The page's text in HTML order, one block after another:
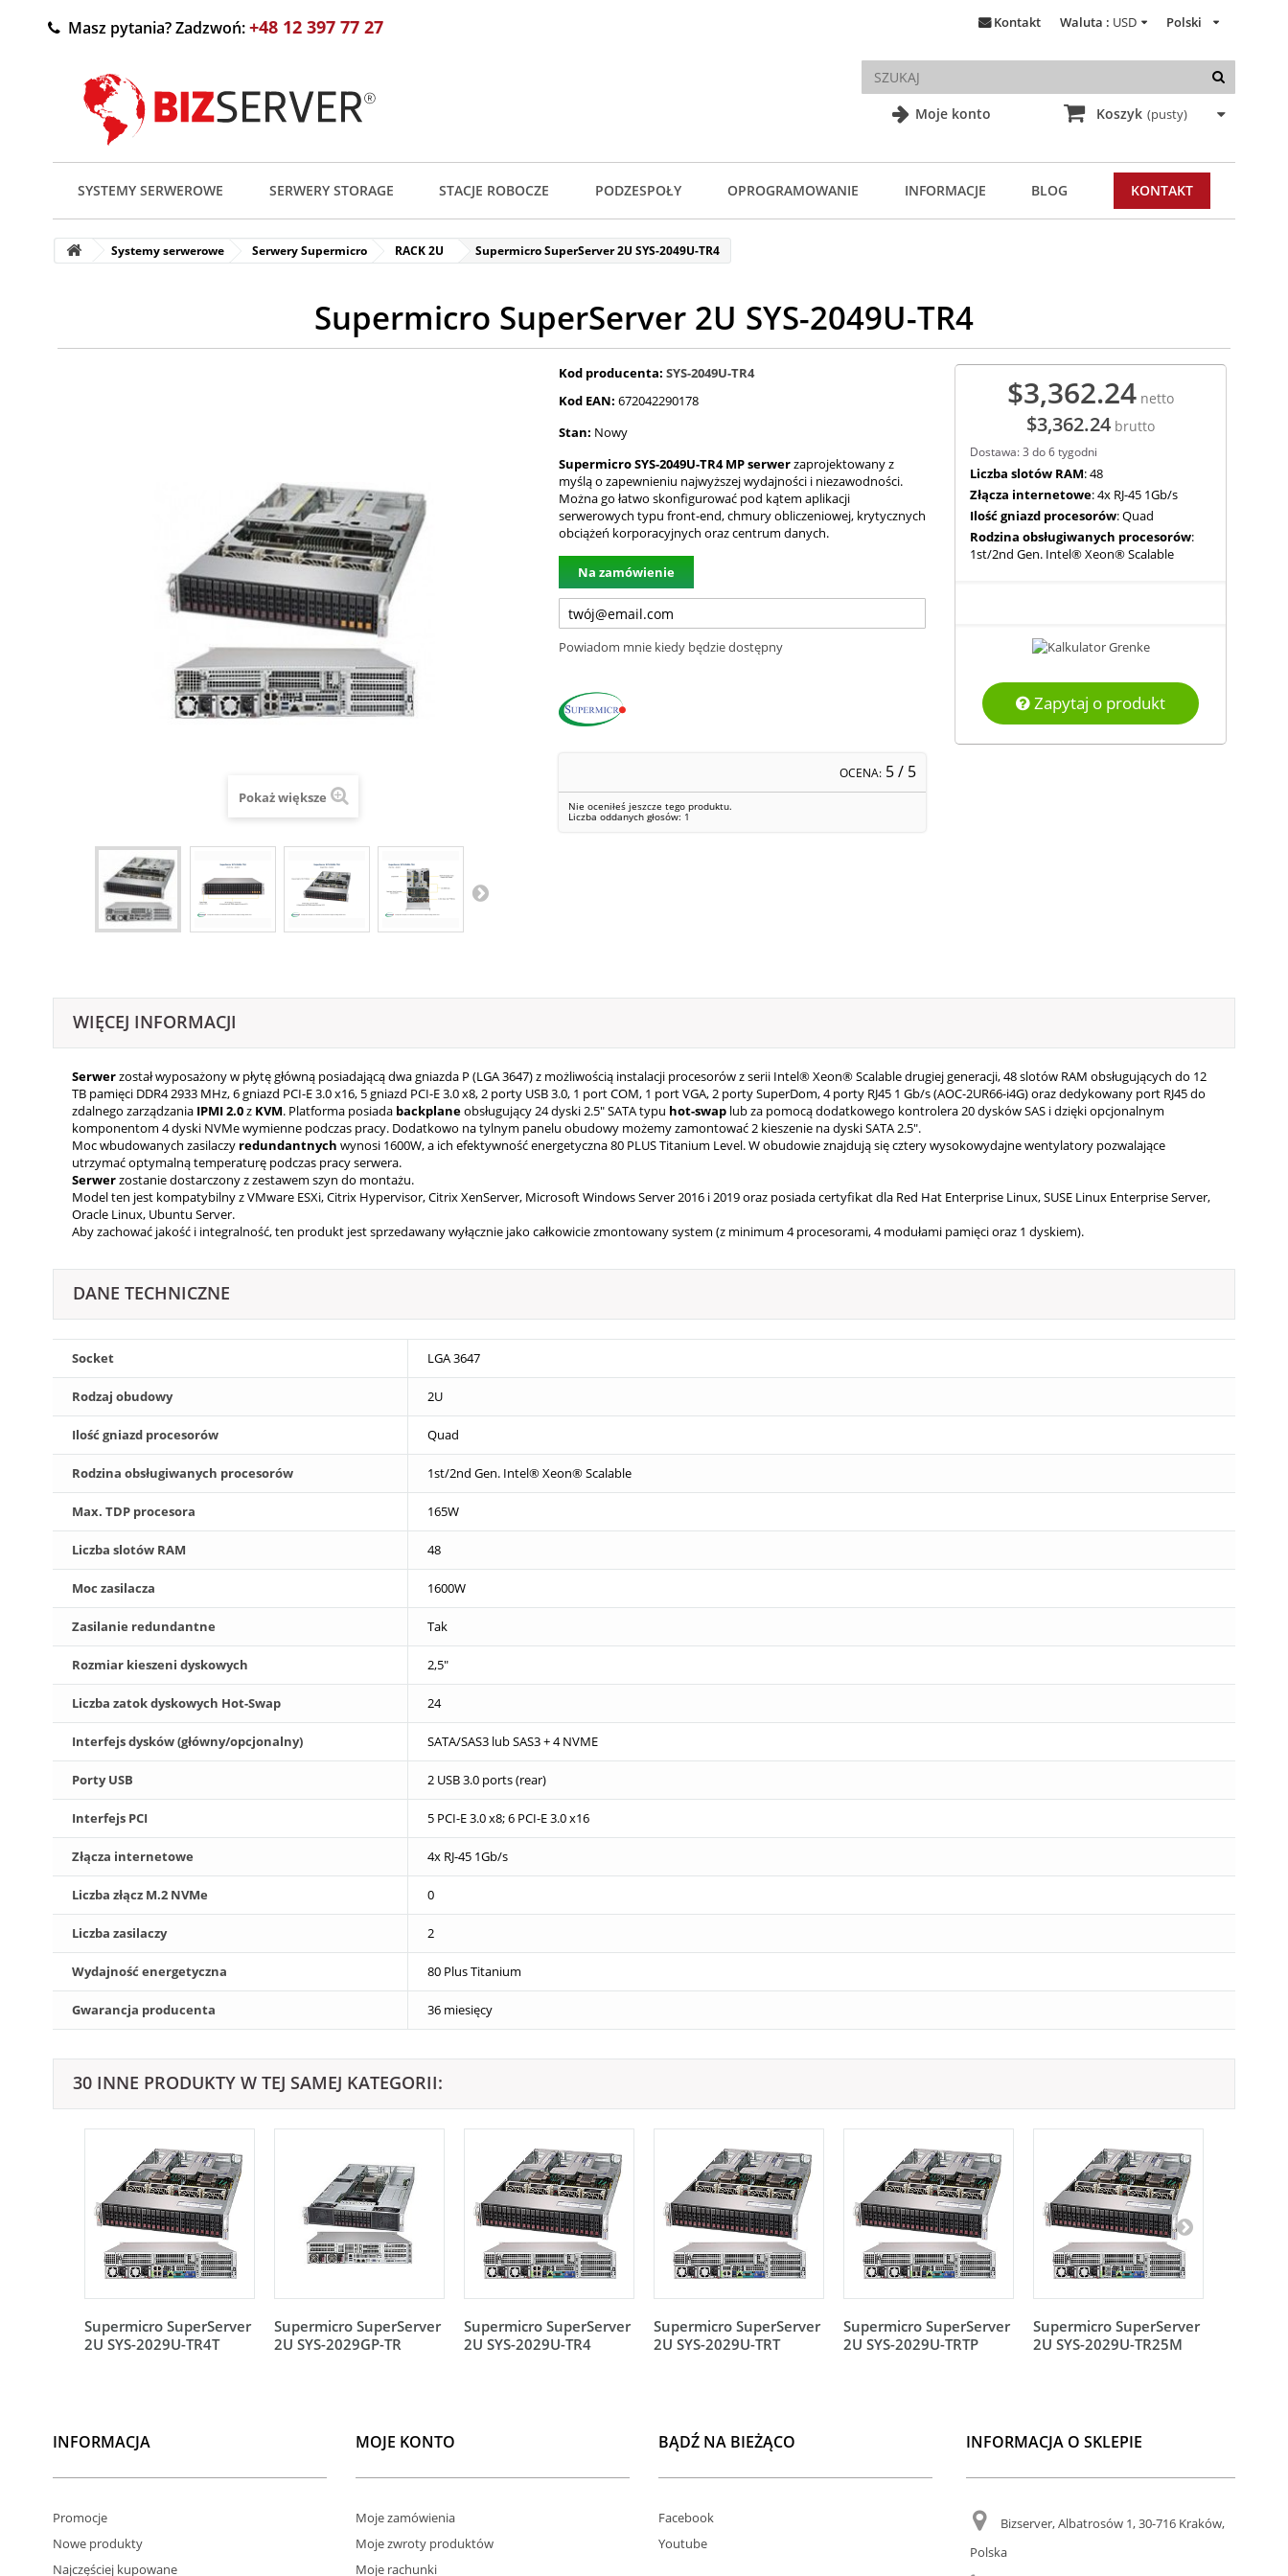
Moje konto
Polski
Waluta : USD
Kontakt
Masz pytania? Zadzwoń:+48 12 397 77 27
Koszyk (pusty)
SYSTEMY SERWEROWE SERWERY STORAGE STACJE ROBOCZE PODZESPOŁY OPROGRAMOWANIE INFORMACJE BLOG KONTAKT
Systemy serwerowe Serwery Supermicro RACK 2U Supermicro SuperServer 2U SYS-2049U-TR4
Supermicro SuperServer 2U SYS-2049U-TR4
Pokaż większe
Kod producenta: SYS-2049U-TR4
Kod EAN: 672042290178
Stan: Nowy
Supermicro SYS-2049U-TR4 MPserwerzaprojektowany z
myślą o zapewnieniu najwyższej wydajności i niezawodności.
Można go łatwo skonfigurować pod kątem aplikacji
serwerowych typu front-end, chmury obliczeniowej, krytycznych
obciążeń korporacyjnych oraz centrum danych.
Na zamówienie
Powiadom mnie kiedy będzie dostępny
OCENA: 5/ 5
Nie oceniłeś jeszcze tego produktu.
Liczba oddanych głosów: 1
$3,362.24 netto
$3,362.24 brutto
Dostawa: 3 do 6 tygodni
Liczba slotów RAM: 48
Złącza internetowe: 4x RJ-45 1Gb/s
Ilość gniazd procesorów: Quad
Rodzina obsługiwanych procesorów:
1st/2nd Gen. Intel® Xeon® Scalable
Zapytaj o produkt
WIĘCEJ INFORMACJI
Serwerzostał wyposażony w płytę główną posiadającą dwa gniazda P (LGA 3647) z możliwością instalacji procesorów z serii Intel® Xeon® Scalable drugiej generacji, 48 slotów RAM obsługujących do 12
TB pamięci DDR4 2933 MHz, 6 gniazd PCI-E 3.0 x16, 5 gniazd PCI-E 3.0 x8, 2 porty USB 3.0, 1 port COM, 1 port VGA, 2 porty SuperDom, 4 porty RJ45 1 Gb/s (AOC-2UR66-i4G) oraz dedykowany port RJ45 do
zdalnego zarządzania IPMI 2.0z KVM. Platforma posiada backplaneobsługujący 24 dyski 2.5" SATA typu hot-swap lub za pomocą dodatkowego kontrolera 20 dysków SAS i dzięki opcjonalnym
komponentom 4 dyski NVMe wymienne podczas pracy. Dodatkowo na tylnym panelu obudowy możemy zamontować 2 kieszenie na dyski SATA 2.5".
Moc wbudowanych zasilaczy redundantnych wynosi 1600W, a ich efektywność energetyczna 80 PLUS Titanium Level. W obudowie znajdują się cztery wysokowydajne wentylatory pozwalające
utrzymać optymalną temperaturę podczas pracy serwera.
Serwerzostanie dostarczony z zestawem szyn do montażu.
Model ten jest kompatybilny z VMware ESXi, Citrix Hypervisor, Citrix XenServer, Microsoft Windows Server 2016 i 2019 oraz posiada certyfikat dla Red Hat Enterprise Linux, SUSE Linux Enterprise Server,
Oracle Linux, Ubuntu Server.
Aby zachować jakość i integralność, ten produkt jest sprzedawany wyłącznie jako całkowicie zmontowany system (z minimum 4 procesorami, 4 modułami pamięci oraz 1 dyskiem).
DANE TECHNICZNE
Socket LGA 3647
Rodzaj obudowy 2U
Ilość gniazd procesorów Quad
Rodzina obsługiwanych procesorów 1st/2nd Gen. Intel® Xeon® Scalable
Max. TDP procesora 165W
Liczba slotów RAM 48
Moc zasilacza 1600W
Zasilanie redundantne Tak
Rozmiar kieszeni dyskowych 2,5"
Liczba zatok dyskowych Hot-Swap 24
Interfejs dysków (główny/opcjonalny) SATA/SAS3 lub SAS3 + 4 NVME
Porty USB 2 USB 3.0 ports (rear)
Interfejs PCI 5 PCI-E 3.0 x8; 6 PCI-E 3.0 x16
Złącza internetowe 4x RJ-45 1Gb/s
Liczba złącz M.2 NVMe 0
Liczba zasilaczy 2
Wydajność energetyczna 80 Plus Titanium
Gwarancja producenta 36 miesięcy
30 INNE PRODUKTY W TEJ SAMEJ KATEGORII:
Supermicro SuperServer
2U SYS-2029U-TR4T
Supermicro SuperServer
2U SYS-2029GP-TR
Supermicro SuperServer
2U SYS-2029U-TR4
Supermicro SuperServer
2U SYS-2029U-TRT
Supermicro SuperServer
2U SYS-2029U-TRTP
Supermicro SuperServer
2U SYS-2029U-TR25M
INFORMACJA
Promocje
Nowe produkty
Najczęściej kupowane
MOJE KONTO
Moje zamówienia
Moje zwroty produktów
Moje rachunki
BĄDŹ NA BIEŻĄCO
Facebook
Youtube
INFORMACJA O SKLEPIE
Bizserver, Albatrosów 1, 30-716 Kraków,
Polska